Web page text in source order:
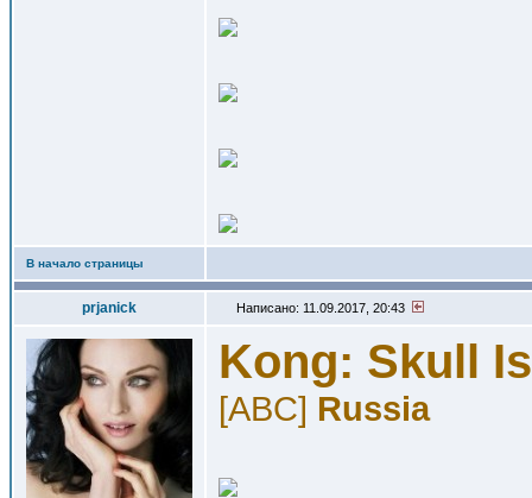
В начало страницы
prjanick Написано: 11.09.2017, 20:43
Kong: Skull
[ABC] Russia